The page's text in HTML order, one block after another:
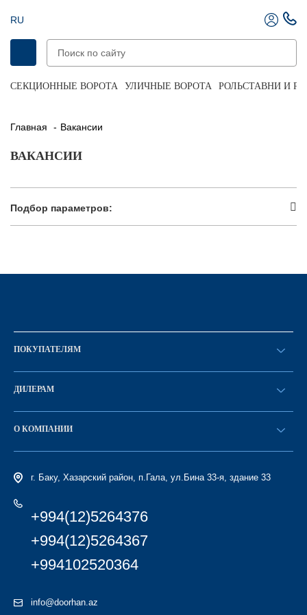
RU
СЕКЦИОННЫЕ ВОРОТА УЛИЧНЫЕ ВОРОТА РОЛЬСТАВНИ И
Главная Вакансии
ВАКАНСИИ
Подбор параметров:
ПОКУПАТЕЛЯМ
Оформить заказ
Каталог
ДИЛЕРАМ
Стать дилером
О КОМПАНИИ
История компании
г. Баку, Хазарский район, п.Гала, ул.Бина 33-я, здание 33
+994(12)5264376
+994(12)5264367
+994102520364
info@doorhan.az